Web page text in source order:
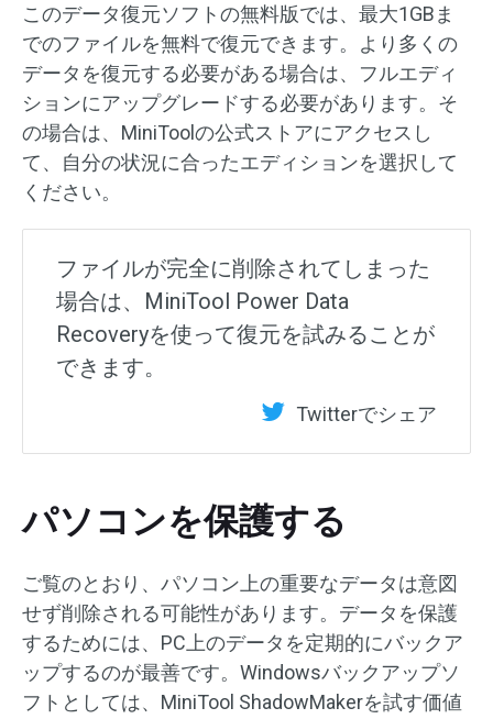
このデータ復元ソフトの無料版では、最大1GBま
でのファイルを無料で復元できます。より多くの
データを復元する必要がある場合は、フルエディ
ションにアップグレードする必要があります。そ
の場合は、MiniToolの公式ストアにアクセスし
て、自分の状況に合ったエディションを選択して
ください。
ファイルが完全に削除されてしまった
場合は、MiniTool Power Data
Recoveryを使って復元を試みることが
できます。
Twitterでシェア
パソコンを保護する
ご覧のとおり、パソコン上の重要なデータは意図
せず削除される可能性があります。データを保護
するためには、PC上のデータを定期的にバックア
ップするのが最善です。Windowsバックアップソ
フトとしては、MiniTool ShadowMakerを試す価値